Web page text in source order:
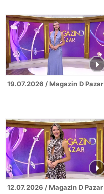
19.07.2026 / Magazin D Pazar
12.07.2026 / Magazin D Pazar